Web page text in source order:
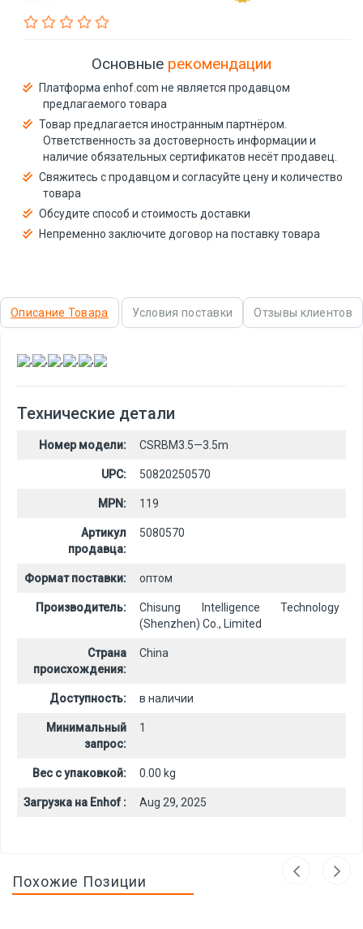
Основные рекомендации
Платформа enhof.com не является продавцом
предлагаемого товара
Товар предлагается иностранным партнёром.
Ответственность за достоверность информации и
наличие обязательных сертификатов несёт продавец.
Свяжитесь с продавцом и согласуйте цену и количество
товара
Обсудите способ и стоимость доставки
Непременно заключите договор на поставку товара
Описание Товара Условия поставки Отзывы клиентов
, , , , ,
Технические детали
Номер модели: CSRBM3.5—3.5m
UPC: 50820250570
MPN: 119
Артикул
продавца:
5080570
Формат поставки: оптом
Производитель:
Chisung Intelligence Technology
(Shenzhen) Co., Limited
Страна
происхождения:
China
Доступность: в наличии
Минимальный
запрос:
1
Вес с упаковкой: 0.00 kg
Загрузка на Enhof : Aug 29, 2025
Похожие Позиции